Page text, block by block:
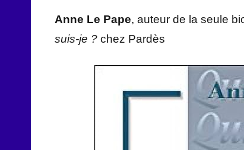
Anne Le Pape, auteur de la seule
suis-je ? chez Pardès